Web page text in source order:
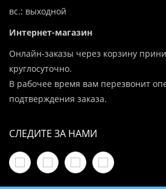
вс.: выходной
Интернет-магазин
Онлайн-заказы через корзину
круглосуточно.
В рабочее время вам перезвонит
подтверждения заказа.
СЛЕДИТЕ ЗА НАМИ